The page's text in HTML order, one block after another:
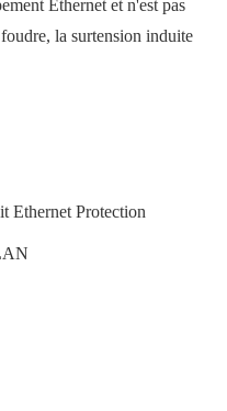
Ethernet et n'est pas
la surtension induite
Ethernet Protection